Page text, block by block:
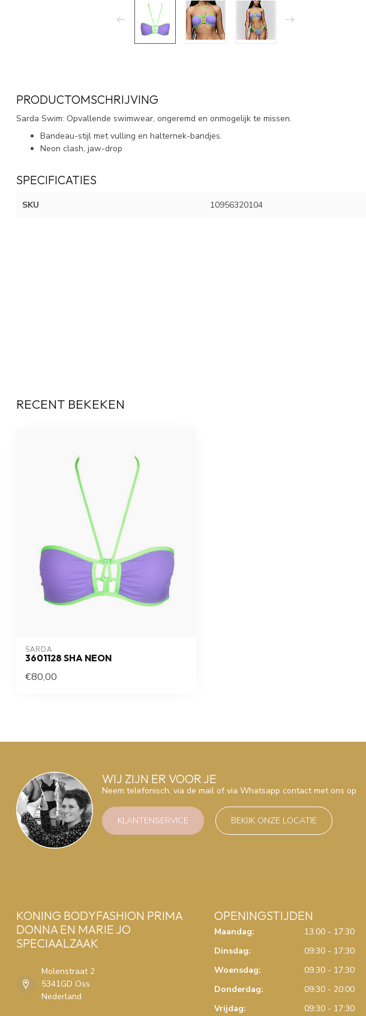
PRODUCTOMSCHRIJVING
Sarda Swim: Opvallende swimwear, ongeremd en onmogelijk te missen.
Bandeau-stijl met vulling en halternek-bandjes.
Neon clash, jaw-drop
SPECIFICATIES
SKU 10956320104
RECENT BEKEKEN
SARDA
3601128 SHA NEON
€80,00
WIJ ZIJN ER VOOR JE
Neem telefonisch, via de mail of via Whatsapp contact met ons op
KLANTENSERVICE BEKIJK ONZE LOCATIE
KONING BODYFASHION PRIMA
DONNA EN MARIE JO
SPECIAALZAAK
Molenstraat 2
5341GD Oss
Nederland
OPENINGSTIJDEN
Maandag:
13.00 - 17:30
Dinsdag:
09:30 - 17:30
Woensdag:
09.30 - 17:30
Donderdag:
09:30 - 20:00
Vrijdag:
09:30 - 17:30